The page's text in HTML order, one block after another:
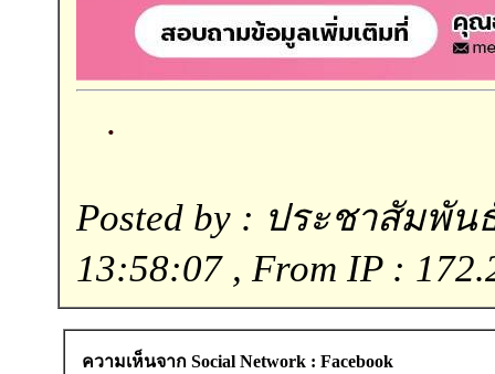
.
Posted by : ประชาสัมพัน
13:58:07 , From IP :
ความเห็นจาก Social Network : Facebook